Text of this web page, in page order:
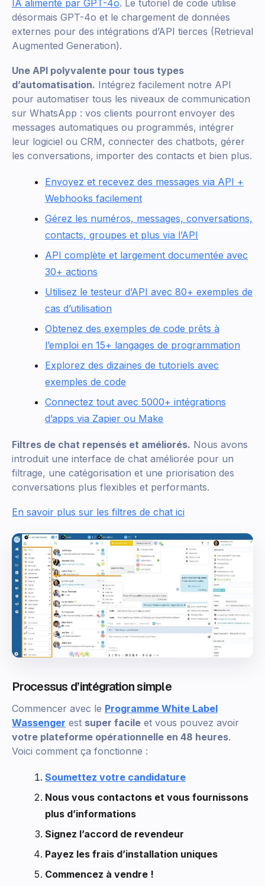
IA alimenté par GPT-4o. Le tutoriel de code utilise
désormais GPT-4o et le chargement de données
externes pour des intégrations d’API tierces (Retrieval
Augmented Generation).
Une API polyvalente pour tous types
d’automatisation. Intégrez facilement notre API
pour automatiser tous les niveaux de communication
sur WhatsApp : vos clients pourront envoyer des
messages automatiques ou programmés, intégrer
leur logiciel ou CRM, connecter des chatbots, gérer
les conversations, importer des contacts et bien plus.
Envoyez et recevez des messages via API +
Webhooks facilement
Gérez les numéros, messages, conversations,
contacts, groupes et plus via l’API
API complète et largement documentée avec
30+ actions
Utilisez le testeur d’API avec 80+ exemples de
cas d’utilisation
Obtenez des exemples de code prêts à
l’emploi en 15+ langages de programmation
Explorez des dizaines de tutoriels avec
exemples de code
Connectez tout avec 5000+ intégrations
d’apps via Zapier ou Make
Filtres de chat repensés et améliorés. Nous avons
introduit une interface de chat améliorée pour un
filtrage, une catégorisation et une priorisation des
conversations plus flexibles et performants.
En savoir plus sur les filtres de chat ici
Processus d’intégration simple
Commencer avec le Programme White Label
Wassenger est super facile et vous pouvez avoir
votre plateforme opérationnelle en 48 heures.
Voici comment ça fonctionne :
Soumettez votre candidature
Nous vous contactons et vous fournissons
plus d’informations
Signez l’accord de revendeur
Payez les frais d’installation uniques
Commencez à vendre !